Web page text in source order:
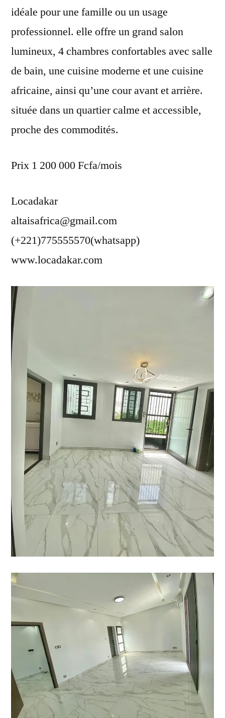
idéale pour une famille ou un usage
professionnel. elle offre un grand salon
lumineux, 4 chambres confortables avec salle
de bain, une cuisine moderne et une cuisine
africaine, ainsi qu’une cour avant et arrière.
située dans un quartier calme et accessible,
proche des commodités.
Prix 1 200 000 Fcfa/mois
Locadakar
altaisafrica@gmail.com
(+221)775555570(whatsapp)
www.locadakar.com